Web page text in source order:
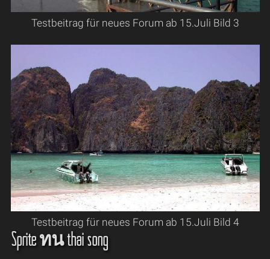
Testbeitrag für neues Forum ab 15.Juli Bild 3
Testbeitrag für neues Forum ab 15.Juli Bild 4
Sprite ทน thai song